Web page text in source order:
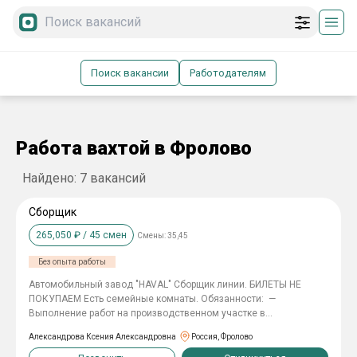
Поиск вакансии Работодателям
Работа вахтой в Фролово
Найдено: 7 вакансий
Сборщик
265,050 ₽ / 45 смен Смены:35,45
Без опыта работы
Автомобильный завод "HAVAL" Cборщик линии. БИЛЕТЫ НЕ
ПОКУПАЕМ Есть семейные комнаты. Обязанности: —
Выполнение работ на производственном участке в
автомобильные детали; — Выполнение операций по подготовке
Александрова Ксения Александровна Россия, Фролово